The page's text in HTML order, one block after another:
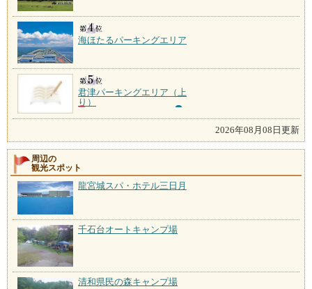
海ほたるパーキングエリア
君津パーキングエリア（上
り）
2026年08月08日更新
周辺の
観光スポット
龍宮城スパ・ホテル三日月
千石台オートキャンプ場
清和県民の森キャンプ場